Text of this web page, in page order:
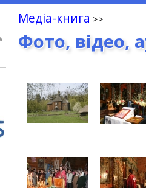
Медіа-книга
Фото, відео,